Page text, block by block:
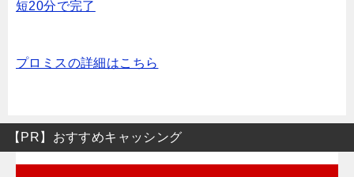
短20分で完了
プロミスの詳細はこちら
【PR】おすすめキャッシング